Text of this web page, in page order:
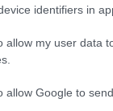
identifiers in
allow my user data
allow Google to